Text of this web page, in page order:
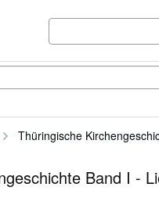
Thüringische
Band I -